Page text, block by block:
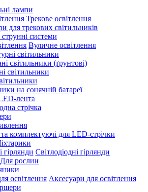
лампи
Трекове освітлення
для трекових світильників
струнні системи
Вуличне освітлення
світильники
світильники (ґрунтові)
світильники
на сонячній батареї
лента
стрічка
комплектуючі для LED-стрічки
Світлодіодні гірлянди
Для рослин
Аксесуари для освітлення